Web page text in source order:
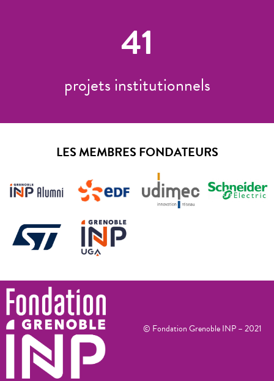
41
projets institutionnels
LES MEMBRES FONDATEURS
© Fondation Grenoble INP – 2021